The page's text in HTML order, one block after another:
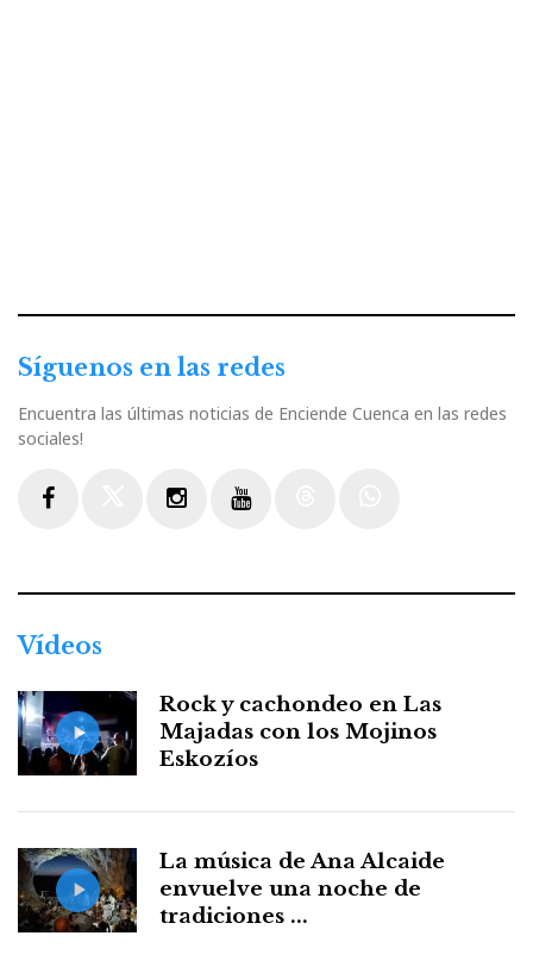
Síguenos en las redes
Encuentra las últimas noticias de Enciende Cuenca en las redes
sociales!
Vídeos
Rock y cachondeo en Las
Majadas con los Mojinos
Eskozíos
La música de Ana Alcaide
envuelve una noche de
tradiciones ...